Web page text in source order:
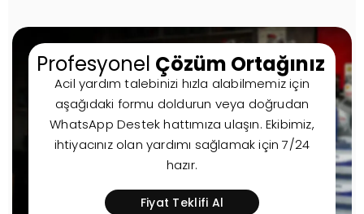
Profesyonel Çözüm Ortağınız
Acil yardım talebinizi hızla alabilmemiz için
aşağıdaki formu doldurun veya doğrudan
WhatsApp Destek hattımıza ulaşın. Ekibimiz,
ihtiyacınız olan yardımı sağlamak için 7/24
hazır.
Fiyat Teklifi Al